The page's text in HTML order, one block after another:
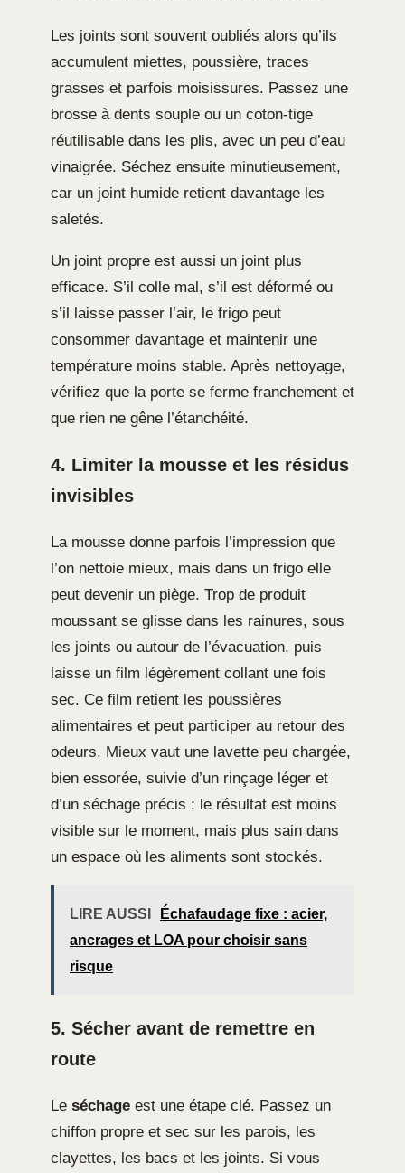
Les joints sont souvent oubliés alors qu’ils
accumulent miettes, poussière, traces
grasses et parfois moisissures. Passez une
brosse à dents souple ou un coton-tige
réutilisable dans les plis, avec un peu d’eau
vinaigrée. Séchez ensuite minutieusement,
car un joint humide retient davantage les
saletés.
Un joint propre est aussi un joint plus
efficace. S’il colle mal, s’il est déformé ou
s’il laisse passer l’air, le frigo peut
consommer davantage et maintenir une
température moins stable. Après nettoyage,
vérifiez que la porte se ferme franchement et
que rien ne gêne l’étanchéité.
4. Limiter la mousse et les résidus
invisibles
La mousse donne parfois l’impression que
l’on nettoie mieux, mais dans un frigo elle
peut devenir un piège. Trop de produit
moussant se glisse dans les rainures, sous
les joints ou autour de l’évacuation, puis
laisse un film légèrement collant une fois
sec. Ce film retient les poussières
alimentaires et peut participer au retour des
odeurs. Mieux vaut une lavette peu chargée,
bien essorée, suivie d’un rinçage léger et
d’un séchage précis : le résultat est moins
visible sur le moment, mais plus sain dans
un espace où les aliments sont stockés.
LIRE AUSSI
Échafaudage fixe : acier,
ancrages et LOA pour choisir sans
risque
5. Sécher avant de remettre en
route
Le séchage est une étape clé. Passez un
chiffon propre et sec sur les parois, les
clayettes, les bacs et les joints. Si vous